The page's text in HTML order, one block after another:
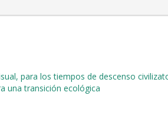
para los tiempos de descenso
una transición ecológica